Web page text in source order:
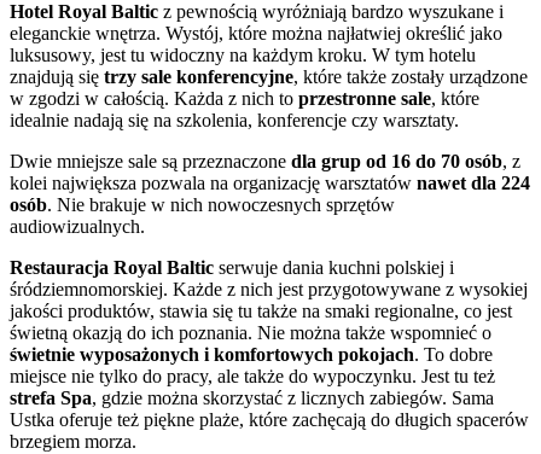
Hotel Royal Baltic z pewnością wyróżniają bardzo wyszukane i
eleganckie wnętrza. Wystój, które można najłatwiej określić jako
luksusowy, jest tu widoczny na każdym kroku. W tym hotelu
znajdują się trzy sale konferencyjne, które także zostały urządzone
w zgodzi w całością. Każda z nich to przestronne sale, które
idealnie nadają się na szkolenia, konferencje czy warsztaty.
Dwie mniejsze sale są przeznaczone dla grup od 16 do 70 osób, z
kolei największa pozwala na organizację warsztatów nawet dla 224
osób. Nie brakuje w nich nowoczesnych sprzętów
audiowizualnych.
Restauracja Royal Baltic serwuje dania kuchni polskiej i
śródziemnomorskiej. Każde z nich jest przygotowywane z wysokiej
jakości produktów, stawia się tu także na smaki regionalne, co jest
świetną okazją do ich poznania. Nie można także wspomnieć o
świetnie wyposażonych i komfortowych pokojach. To dobre
miejsce nie tylko do pracy, ale także do wypoczynku. Jest tu też
strefa Spa, gdzie można skorzystać z licznych zabiegów. Sama
Ustka oferuje też piękne plaże, które zachęcają do długich spacerów
brzegiem morza.